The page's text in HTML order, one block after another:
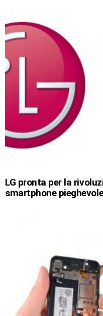
LG pronta per la
smartphone